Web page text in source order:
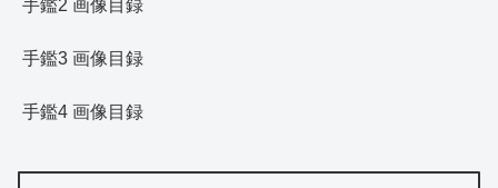
手鑑2 画像目録
手鑑3 画像目録
手鑑4 画像目録